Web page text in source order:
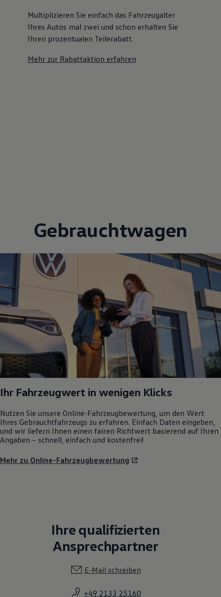
Multiplizieren Sie einfach das Fahrzeugalter
Ihres Autos mal zwei und schon erhalten Sie
Ihren prozentualen Teilerabatt.
Mehr zur Rabattaktion erfahren
Gebrauchtwagen
Ihr Fahrzeugwert in wenigen Klicks
Nutzen Sie unsere Online-Fahrzeugbewertung, um den Wert
Ihres Gebrauchtfahrzeugs zu erfahren. Einfach Daten eingeben,
und wir liefern Ihnen einen fairen Richtwert basierend auf Ihren
Angaben – schnell, einfach und kostenfrei!
Mehr zu Online-Fahrzeugbewertung
Ihre qualifizierten
Ansprechpartner
E-Mail schreiben
+49 2133 25160